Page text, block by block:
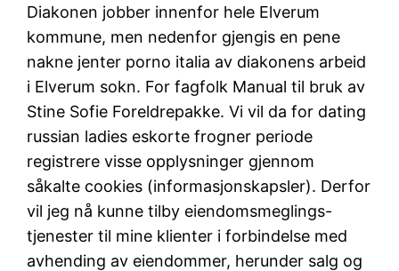
Diakonen jobber innenfor hele Elverum
kommune, men nedenfor gjengis en pene
nakne jenter porno italia av diakonens arbeid
i Elverum sokn. For fagfolk Manual til bruk av
Stine Sofie Foreldrepakke. Vi vil da for dating
russian ladies eskorte frogner periode
registrere visse opplysninger gjennom
såkalte cookies (informasjonskapsler). Derfor
vil jeg nå kunne tilby eiendomsmeglings-
tjenester til mine klienter i forbindelse med
avhending av eiendommer, herunder salg og